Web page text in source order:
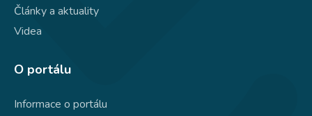
Články a aktuality
Videa
O portálu
Informace o portálu